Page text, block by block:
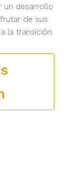
un desarrollo
de sus
la transición.